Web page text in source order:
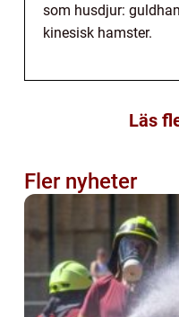
som husdjur:
kinesisk hamster.
Läs
Fler nyheter